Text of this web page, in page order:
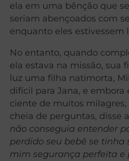
ela em uma bênção que
seriam abençoados com
enquanto eles estivessem
No entanto, quando
ela estava na missão, sua
luz uma filha natimorta,
difícil para Jana, e embora
ciente de muitos milagres,
cheia de perguntas, disse
não conseguia entender
perdido seu bebê se tinha
mim segurança perfeita e